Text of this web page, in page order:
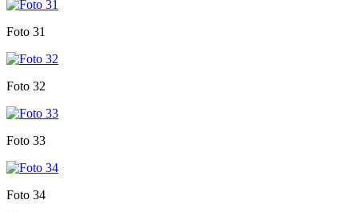
Foto 31
Foto 32
Foto 33
Foto 34